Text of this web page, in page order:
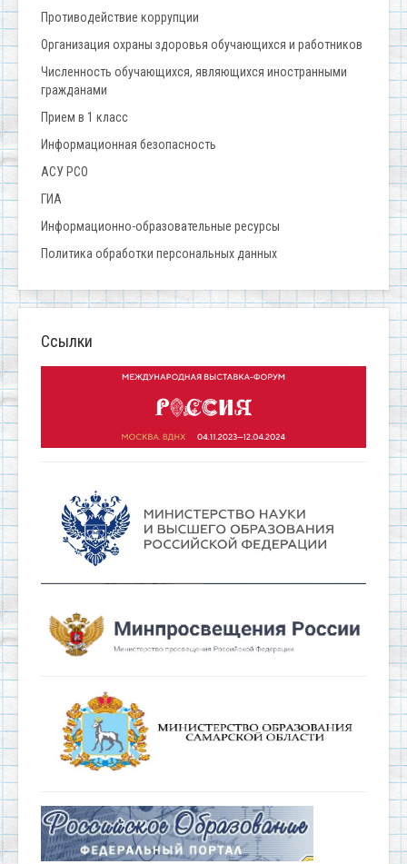
Противодействие коррупции
Организация охраны здоровья обучающихся и работников
Численность обучающихся, являющихся иностранными
гражданами
Прием в 1 класс
Информационная безопасность
АСУ РСО
ГИА
Информационно-образовательные ресурсы
Политика обработки персональных данных
Ссылки